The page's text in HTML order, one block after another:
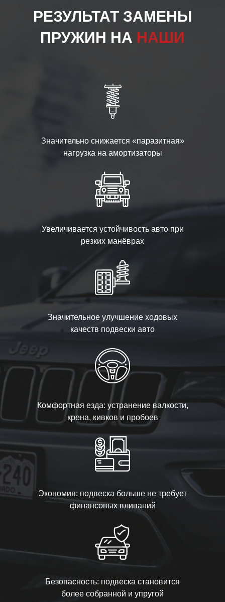
РЕЗУЛЬТАТ ЗАМЕНЫ
ПРУЖИН НА НАШИ
Значительно снижается «паразитная»
нагрузка на амортизаторы
Увеличивается устойчивость авто при
резких манёврах
Значительное улучшение ходовых
качеств подвески авто
Комфортная езда: устранение валкости,
крена, кивков и пробоев
Экономия: подвеска больше не требует
финансовых вливаний
Безопасность: подвеска становится
более собранной и упругой